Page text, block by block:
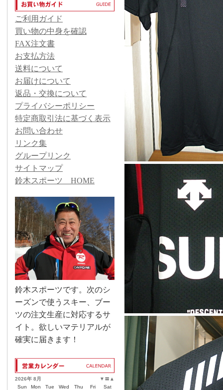
ご利用ガイド
買い物の中身を確認
FAX注文書
お支払方法
送料について
お届けについて
返品・交換について
プライバシーポリシー
特定商取引法に基づく表示
お問い合わせ
リンク集
グループリンク
サイトマップ
鈴木スポーツ HOME
鈴木スポーツです。次のシ
ーズンで使うスキー、ブー
ツの注文生産に対応するサ
イト。欲しいマテリアルが
確実に届きます！
▲
〓
▼
2026年 8月
Sun
Mon Tue Wed Thu Fri
Sat